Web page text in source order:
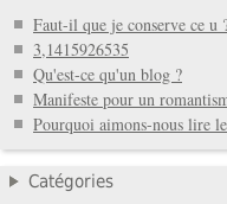
Faut-il que je conserve ce u
3,1415926535
Qu'est-ce qu'un blog ?
Manifeste pour un
Pourquoi aimons-nous lire
Catégories